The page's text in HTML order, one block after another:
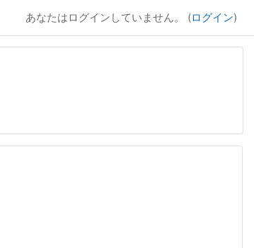
あなたはログインしていません。 (ログイン)